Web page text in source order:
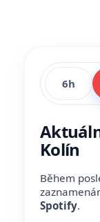
6h
Kolín
Během
Spotify.